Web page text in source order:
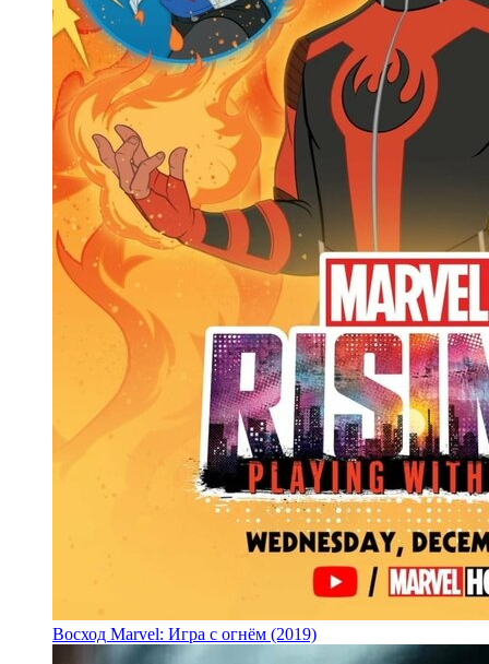
Восход Marvel: Игра с огнём (2019)